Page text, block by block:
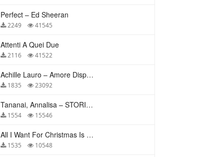
Perfect – Ed Sheeran
2249 41545
Attenti A Quei Due
2116 41522
Achille Lauro – Amore Disperato
1835 23092
Tananai, Annalisa – STORIE BREVI
1554 15546
All I Want For Christmas Is You – Mariah Carey
1535 10548